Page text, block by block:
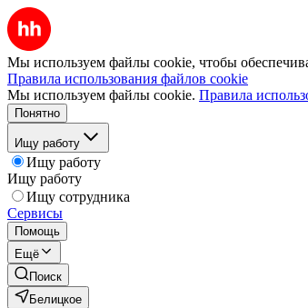
Мы используем файлы cookie, чтобы
Правила использования файлов cookie
Мы используем файлы cookie. Правила
Понятно
Ищу работу
Ищу работу
Ищу работу
Ищу сотрудника
Сервисы
Помощь
Ещё
Поиск
Белицкое